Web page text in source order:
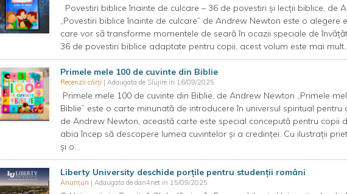
Povestiri biblice înainte de culcare – 36 de povestiri și lecții biblice, de
„Povestiri biblice înainte de culcare” de Andrew Newton este o alegere
care vor să transforme momentele de seară în ocazii speciale de
36 de povestiri biblice adaptate pentru copii, acest volum este mai
Primele mele 100 de cuvinte din Biblie
Recenzii cărți | Adaugata de Slujire in 16/09/2025
Primele mele 100 de cuvinte din Biblie, de Andrew Newton „Primele
Biblie” este o carte minunată de introducere în universul spiritual pentru
de Andrew Newton, această carte este special concepută pentru copii
abia încep să descopere lumea cuvintelor și a credinței. Cu ilustrații
și o...
Liberty University deschide porțile pentru studenții români
Anunțuri | Adaugata de dan4net in 15/09/2025